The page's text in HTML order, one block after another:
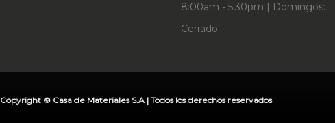
8:00am - 5:30pm | Domingos:
Cerrado
Copyright © Casa de Materiales S.A | Todos los derechos reservados